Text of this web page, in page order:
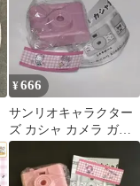
¥666
サンリオキャラクター
ズ カシャ カメラ ガチ
ャ キティ